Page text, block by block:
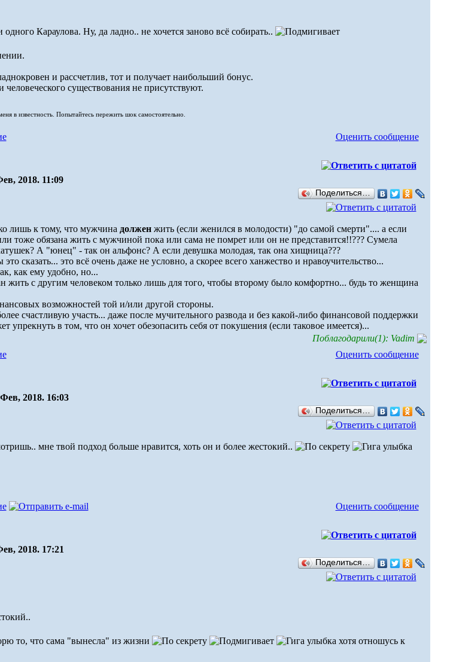
Караулова. Ну, да ладно.. не хочется заново всё собирать..
и рассчетлив, тот и получает наибольший бонус.
существования не присутствуют.
в известность. Попытайтесь пережить шок самостоятельно.
Оценить сообщение
2018. 11:09
Поделиться…
лишь к тому, что мужчина долженжить (если женился в молодости) "до самой смерти".... а если
тоже обязана жить с мужчиной пока или сама не помрет или он не представится!!??? Сумела
А "юнец" - так он альфонс? А если девушка молодая, так она хищница???
сказать... это всё очень даже не условно, а скорее всего ханжество и нравоучительство...
как ему удобно, но...
жить с другим человеком только лишь для того, чтобы второму было комфортно... будь то женщина
возможностей той и/или другой стороны.
счастливую участь... даже после мучительного развода и без какой-либо финансовой поддержки
упрекнуть в том, что он хочет обезопасить себя от покушения (если таковое имеется)...
Поблагодарили(1): Vadim
Оценить сообщение
2018. 16:03
Поделиться…
мне твой подход больше нравится, хоть он и более жестокий..
Оценить сообщение
2018. 17:21
Поделиться…
то, что сама "вынесла" из жизни
хотя отношусь к